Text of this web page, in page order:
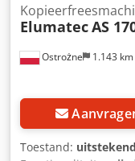
Ostrożne 1.143 km
ElumatecAS
Toestand: